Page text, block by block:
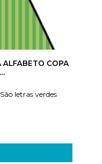
ALFABETO COPA
letras verdes